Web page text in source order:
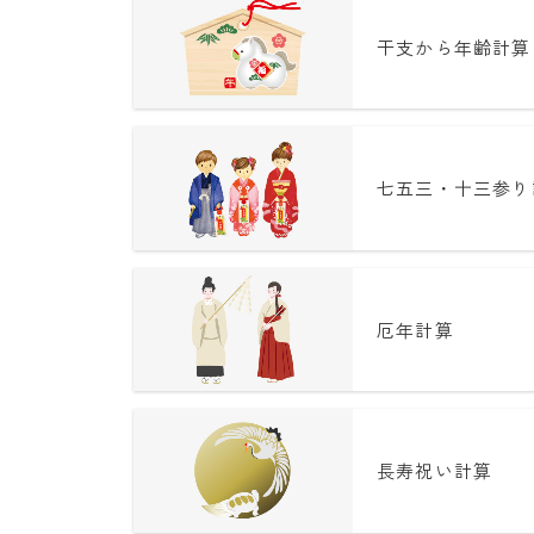
干支から年齢計算
七五三・十三参
厄年計算
長寿祝い計算